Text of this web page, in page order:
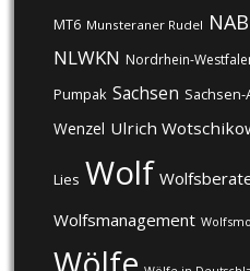
MT6 Munsteraner Rudel
NLWKN Nordrhein-
Pumpak Sachsen Sachsen-
Wenzel Ulrich
Lies Wolf
Wolfsmanagement